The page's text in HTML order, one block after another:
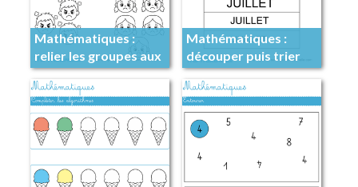
Mathématiques :
relier les groupes aux
nombres
Mathématiques :
découper puis trier